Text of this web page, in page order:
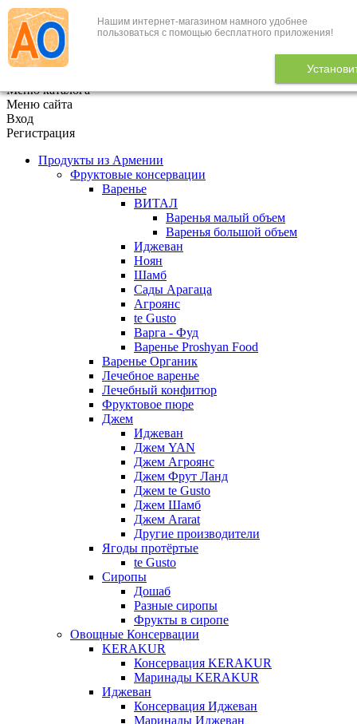
Нашим интернет-магазином намного удобнее
пользоваться с помощью бесплатного приложения!
+7 (495) 646-888-1
В корзине 0
Меню каталога
Меню сайта
Вход
Регистрация
Продукты из Армении
Фруктовые консервации
Варенье
ВИТАЛ
Варенья малый объем
Варенья большой объем
Иджеван
Ноян
Шамб
Сады Арагаца
Агроянс
te Gusto
Варга - Фуд
Варенье Proshyan Food
Варенье Органик
Лечебное варенье
Лечебный конфитюр
Фруктовое пюре
Джем
Иджеван
Джем YAN
Джем Агроянс
Джем Фрут Ланд
Джем te Gusto
Джем Шамб
Джем Ararat
Другие производители
Ягоды протёртые
te Gusto
Сиропы
Дошаб
Разные сиропы
Фрукты в сиропе
Овощные Консервации
KERAKUR
Консервация KERAKUR
Маринады KERAKUR
Иджеван
Консервация Иджеван
Маринады Иджеван